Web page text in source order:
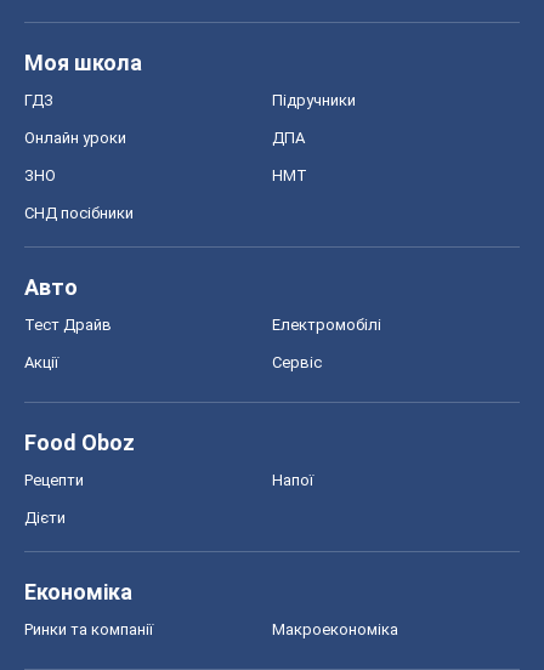
Моя школа
ГДЗ Підручники
Онлайн уроки ДПА
ЗНО НМТ
СНД посібники
Авто
Тест Драйв Електромобілі
Акції Сервіс
Food Oboz
Рецепти Напої
Дієти
Економіка
Ринки та компанії Макроекономіка